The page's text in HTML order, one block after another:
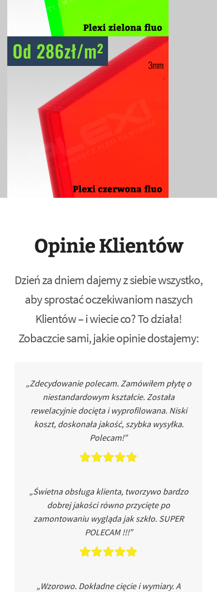
Opinie Klientów
Dzień za dniem dajemy z siebie wszystko,
aby sprostać oczekiwaniom naszych
Klientów – i wiecie co? To działa!
Zobaczcie sami, jakie opinie dostajemy:
„Zdecydowanie polecam. Zamówiłem płytę o
niestandardowym kształcie. Została
rewelacyjnie docięta i wyprofilowana. Niski
koszt, doskonała jakość, szybka wysyłka.
Polecam!”
„Świetna obsługa klienta, tworzywo bardzo
dobrej jakości równo przycięte po
zamontowaniu wygląda jak szkło. SUPER
POLECAM !!!”
„Wzorowo. Dokładne cięcie i wymiary. A